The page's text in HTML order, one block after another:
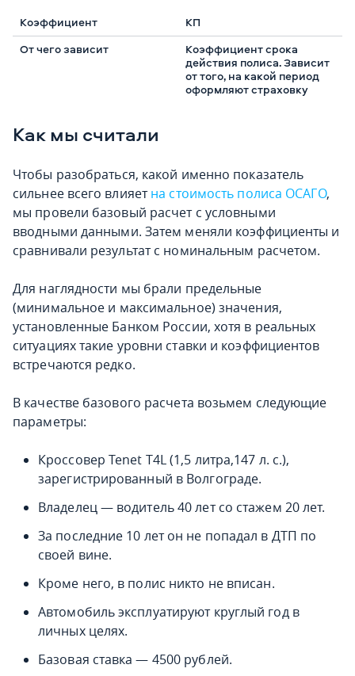
КП
Коэффициент срока
действия полиса. Зависит
от того, на какой период
оформляют страховку
Как мы считали
Чтобы разобраться, какой именно показатель
сильнее всего влияетна стоимость полиса ОСАГО,
мы провели базовый расчет с условными
вводными данными. Затем меняли коэффициенты и
сравнивали результат с номинальным расчетом.
Для наглядности мы брали предельные
(минимальное и максимальное) значения,
установленные Банком России, хотя в реальных
ситуациях такие уровни ставки и коэффициентов
встречаются редко.
В качестве базового расчета возьмем следующие
параметры:
Кроссовер Tenet T4L (1,5 литра,147 л. с.),
зарегистрированный в Волгограде.
Владелец — водитель 40 лет со стажем 20 лет.
За последние 10 лет он не попадал в ДТП по
своей вине.
Кроме него, в полис никто не вписан.
Автомобиль эксплуатируют круглый год в
личных целях.
Базовая ставка — 4500 рублей.